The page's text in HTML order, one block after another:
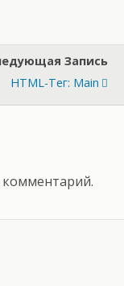
Запись
HTML-Тег: Main
комментарий.